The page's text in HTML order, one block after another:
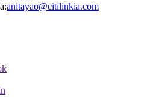
anitayao@citilinkia.com